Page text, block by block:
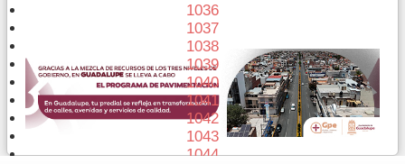
1036
1037
1038
1039
1040
1041
1042
1043
1044